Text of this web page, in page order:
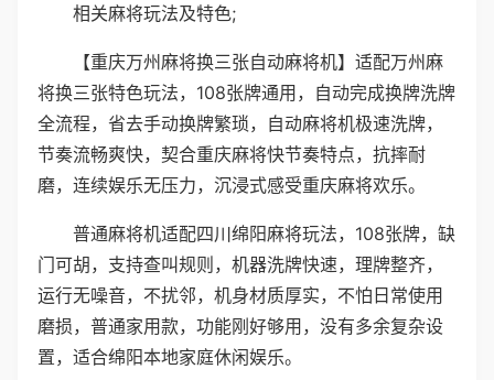
相关麻将玩法及特色;
【重庆万州麻将换三张自动麻将机】适配万州麻
将换三张特色玩法，108张牌通用，自动完成换牌洗牌
全流程，省去手动换牌繁琐，自动麻将机极速洗牌，
节奏流畅爽快，契合重庆麻将快节奏特点，抗摔耐
磨，连续娱乐无压力，沉浸式感受重庆麻将欢乐。
普通麻将机适配四川绵阳麻将玩法，108张牌，缺
门可胡，支持查叫规则，机器洗牌快速，理牌整齐，
运行无噪音，不扰邻，机身材质厚实，不怕日常使用
磨损，普通家用款，功能刚好够用，没有多余复杂设
置，适合绵阳本地家庭休闲娱乐。